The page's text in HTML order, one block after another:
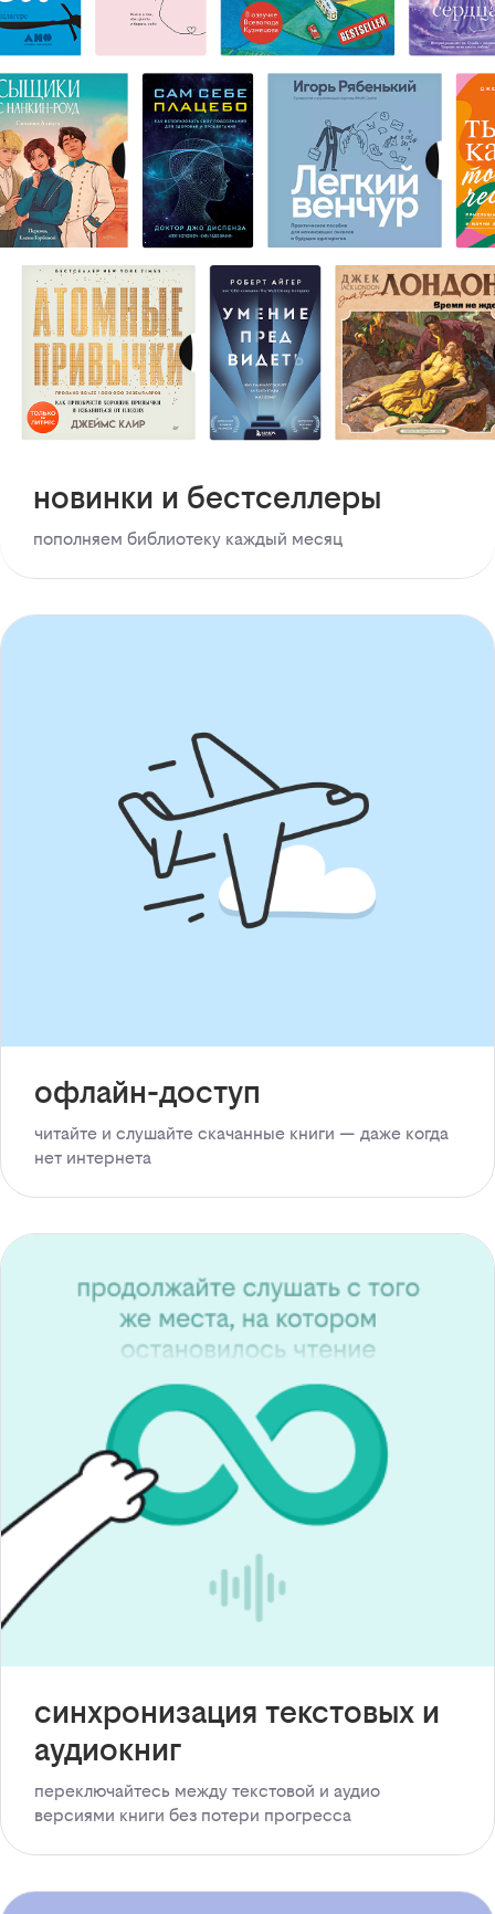
новинки и бестселлеры
пополняем библиотеку каждый месяц
офлайн-доступ
читайте и слушайте скачанные книги — даже когда
нет интернета
синхронизация текстовых и
аудиокниг
переключайтесь между текстовой и аудио
версиями книги без потери прогресса